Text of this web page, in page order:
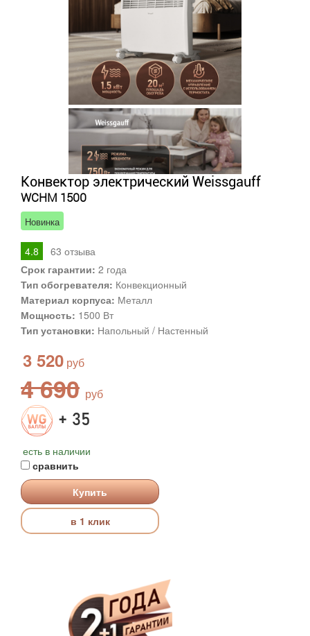
Конвектор электрический Weissgauff
WCHM 1500
Новинка
4.8 63 отзыва
Срок гарантии: 2 года
Тип обогревателя: Конвекционный
Материал корпуса: Металл
Мощность: 1500 Вт
Тип установки: Напольный / Настенный
3 520
4 690
+ 35
есть в наличии
сравнить
Купить
в 1 клик